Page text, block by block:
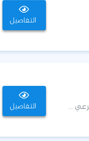
التفاصيل
... التفاصيل